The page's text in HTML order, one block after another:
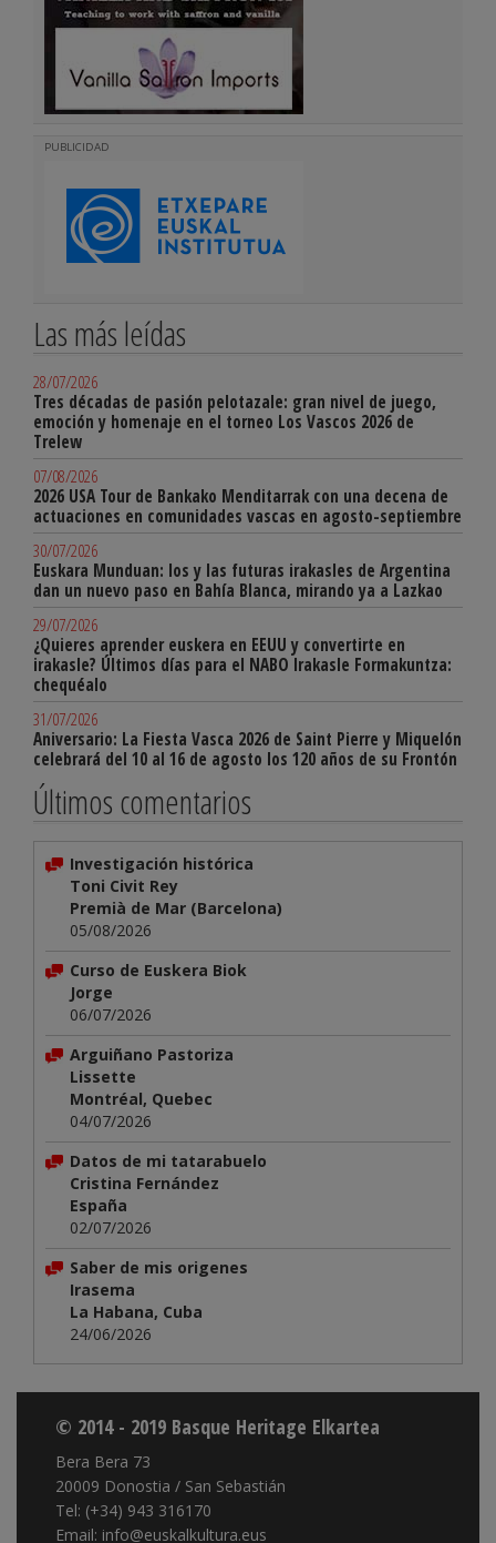
PUBLICIDAD
Las más leídas
28/07/2026
Tres décadas de pasión pelotazale: gran nivel de juego,
emoción y homenaje en el torneo Los Vascos 2026 de
Trelew
07/08/2026
2026 USA Tour de Bankako Menditarrak con una decena de
actuaciones en comunidades vascas en agosto-septiembre
30/07/2026
Euskara Munduan: los y las futuras irakasles de Argentina
dan un nuevo paso en Bahía Blanca, mirando ya a Lazkao
29/07/2026
¿Quieres aprender euskera en EEUU y convertirte en
irakasle? Últimos días para el NABO Irakasle Formakuntza:
chequéalo
31/07/2026
Aniversario: La Fiesta Vasca 2026 de Saint Pierre y Miquelón
celebrará del 10 al 16 de agosto los 120 años de su Frontón
Últimos comentarios
Investigación histórica
Toni Civit Rey
Premià de Mar (Barcelona)
05/08/2026
Curso de Euskera Biok
Jorge
06/07/2026
Arguiñano Pastoriza
Lissette
Montréal, Quebec
04/07/2026
Datos de mi tatarabuelo
Cristina Fernández
España
02/07/2026
Saber de mis origenes
Irasema
La Habana, Cuba
24/06/2026
© 2014 - 2019 Basque Heritage Elkartea
Bera Bera 73
20009 Donostia / San Sebastián
Tel: (+34) 943 316170
Email: info@euskalkultura.eus